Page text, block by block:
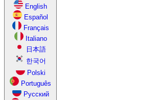
English
Español
Français
Italiano
日本語
한국어
Polski
Português
Русский